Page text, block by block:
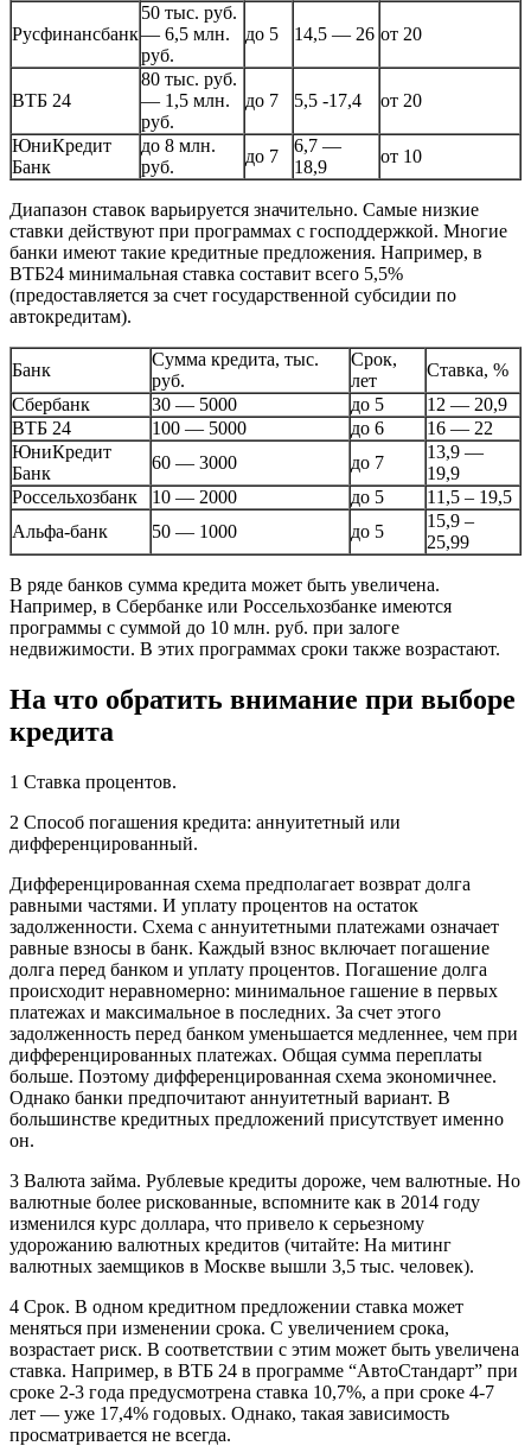
Русфинансбанк
50 тыс. руб.
— 6,5 млн.
руб.
до 5 14,5 — 26 от 20
ВТБ 24
80 тыс. руб.
— 1,5 млн.
руб.
до 7 5,5 -17,4 от 20
ЮниКредит
Банк
до 8 млн.
руб.
до 7
6,7 —
18,9
от 10
Диапазон ставок варьируется значительно. Самые низкие
ставки действуют при программах с господдержкой. Многие
банки имеют такие кредитные предложения. Например, в
ВТБ24 минимальная ставка составит всего 5,5%
(предоставляется за счет государственной субсидии по
автокредитам).
Банк
Сумма кредита, тыс.
руб.
Срок,
лет
Ставка, %
Сбербанк
30 — 5000 до 5
12 — 20,9
ВТБ 24
100 — 5000 до 6
16 — 22
ЮниКредит
Банк
60 — 3000 до 7
13,9 —
19,9
Россельхозбанк
10 — 2000 до 5
11,5 – 19,5
Альфа-банк
50 — 1000 до 5
15,9 –
25,99
В ряде банков сумма кредита может быть увеличена.
Например, в Сбербанке или Россельхозбанке имеются
программы с суммой до 10 млн. руб. при залоге
недвижимости. В этих программах сроки также возрастают.
На что обратить внимание при выборе
кредита
1 Ставка процентов.
2 Способ погашения кредита: аннуитетный или
дифференцированный.
Дифференцированная схема предполагает возврат долга
равными частями. И уплату процентов на остаток
задолженности. Схема с аннуитетными платежами означает
равные взносы в банк. Каждый взнос включает погашение
долга перед банком и уплату процентов. Погашение долга
происходит неравномерно: минимальное гашение в первых
платежах и максимальное в последних. За счет этого
задолженность перед банком уменьшается медленнее, чем при
дифференцированных платежах. Общая сумма переплаты
больше. Поэтому дифференцированная схема экономичнее.
Однако банки предпочитают аннуитетный вариант. В
большинстве кредитных предложений присутствует именно
он.
3 Валюта займа. Рублевые кредиты дороже, чем валютные. Но
валютные более рискованные, вспомните как в 2014 году
изменился курс доллара, что привело к серьезному
удорожанию валютных кредитов (читайте: На митинг
валютных заемщиков в Москве вышли 3,5 тыс. человек).
4 Срок. В одном кредитном предложении ставка может
меняться при изменении срока. С увеличением срока,
возрастает риск. В соответствии с этим может быть увеличена
ставка. Например, в ВТБ 24 в программе “АвтоСтандарт” при
сроке 2-3 года предусмотрена ставка 10,7%, а при сроке 4-7
лет — уже 17,4% годовых. Однако, такая зависимость
просматривается не всегда.